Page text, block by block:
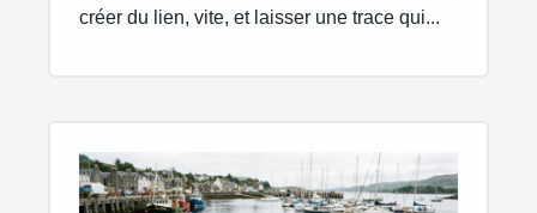
créer du lien, vite, et laisser une trace qui...